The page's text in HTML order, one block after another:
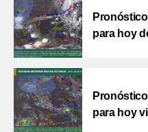
para hoy
para hoy